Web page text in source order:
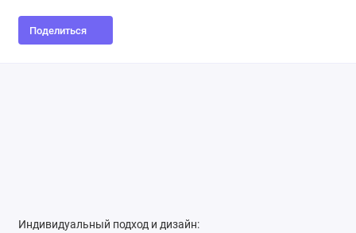
Поделиться
Индивидуальный подход и дизайн: